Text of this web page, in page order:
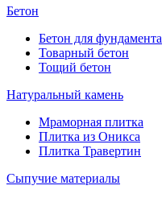
Бетон
Бетон для фундамента
Товарный бетон
Тощий бетон
Натуральный камень
Мраморная плитка
Плитка из Оникса
Плитка Травертин
Сыпучие материалы